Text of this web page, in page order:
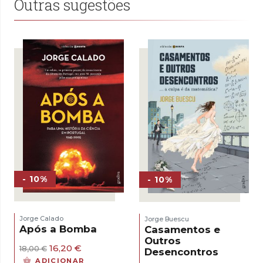
Outras sugestões
- 10%
Jorge Calado
Após a Bomba
18,00€ O
preço
16,20 €
preço
ADICIONAR
- 10%
Jorge Buescu
Casamentos e
Outros
Desencontros